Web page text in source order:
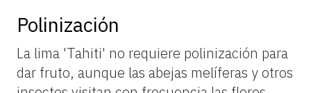
Polinización
La lima 'Tahiti' no requiere polinización para
dar fruto, aunque las abejas melíferas yotros